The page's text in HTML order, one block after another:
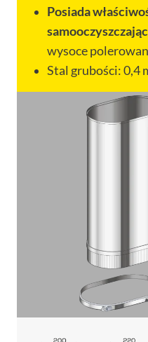
Posiada
wysoce
Stal grubości: 0,4